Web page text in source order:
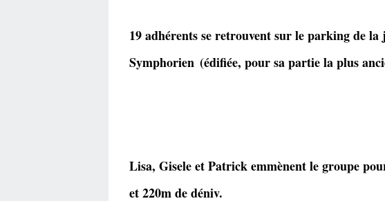
19 adhérents se retrouvent sur le parking de la
Symphorien (édifiée, pour sa partie la plus
Lisa, Gisele et Patrick emmènent le groupe
et 220m de déniv.